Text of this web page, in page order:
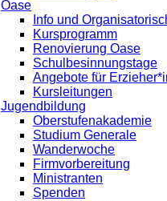
Oase
Info und
Kursprogramm
Renovierung Oase
Schulbesinnungstage
Angebote für
Kursleitungen
Jugendbildung
Oberstufenakademie
Studium Generale
Wanderwoche
Firmvorbereitung
Ministranten
Spenden